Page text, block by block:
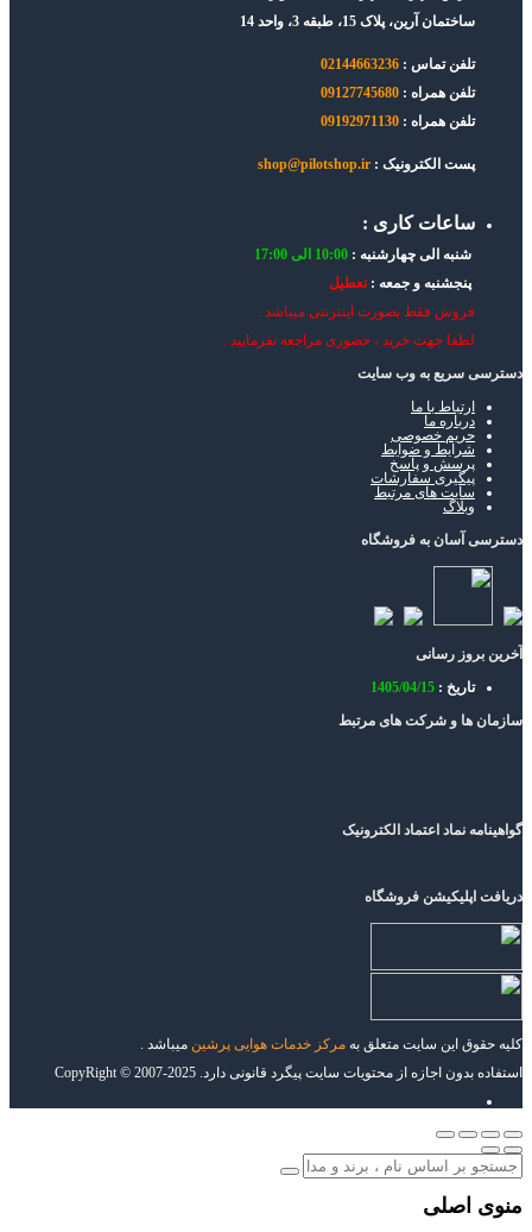
ساختمان آرین، پلاک 15، طبقه 3، واحد 14
تلفن تماس : 02144663236
تلفن همراه : 09127745680
تلفن همراه : 09192971130
پست الکترونیک : shop@pilotshop.ir
ساعات کاری :
شنبه الی چهارشنبه : 10:00 الی 17:00
پنجشنبه و جمعه :تعطیل
فروش فقط بصورت اینترنتی میباشد .
لطفا جهت خرید ، حضوری مراجعه نفرمایید .
دسترسی سریع به وب سایت
ارتباط با ما
درباره ما
حریم خصوصی
شرایط و ضوابط
پرسش و پاسخ
پیگیری سفارشات
سایت های مرتبط
وبلاگ
دسترسی آسان به فروشگاه
آخرین بروز رسانی
تاریخ : 1405/04/15
سازمان ها و شرکت های مرتبط
گواهینامه نماد اعتماد الکترونیک
دریافت اپلیکیشن فروشگاه
کلیه حقوق این سایت متعلق به مرکز خدمات هوایی پرشین میباشد .
استفاده بدون اجازه از محتویات سایت پیگرد قانونی دارد. CopyRight © 2007-2025
منوی اصلی